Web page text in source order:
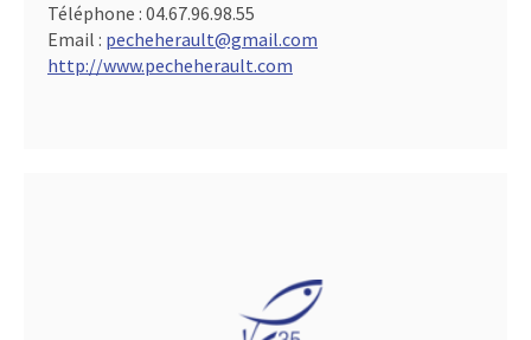
Téléphone : 04.67.96.98.55
Email : pecheherault@gmail.com
http://www.pecheherault.com